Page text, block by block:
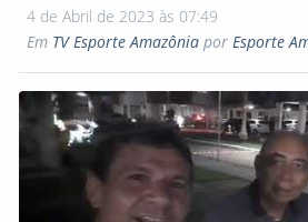
4 de Abril de 2023 às 07:49
Em TV Esporte Amazônia por Esporte